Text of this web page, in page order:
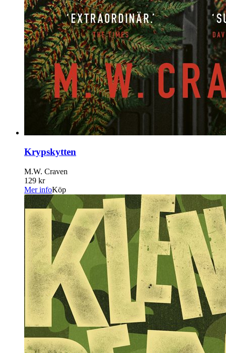
Krypskytten
M.W. Craven
129 kr
Mer infoKöp